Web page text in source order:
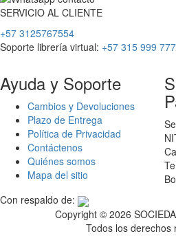
SERVICIO AL CLIENTE
+57 3125767554
Soporte librería virtual: +57 315 999
Ayuda y Soporte
Cambios y Devoluciones
Plazo de Entrega
Política de Privacidad
Contáctenos
Quiénes somos
Mapa del sitio
Con respaldo de:
Copyright © 2026
Todos los derechos